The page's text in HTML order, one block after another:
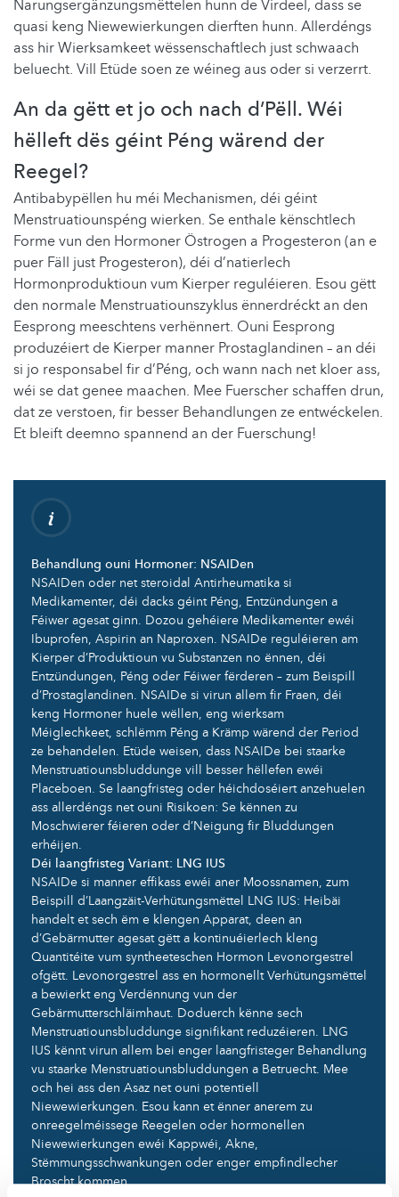
Narungsergänzungsmëttelen hunn de Virdeel, dass se
quasi keng Niewewierkungen dierften hunn. Allerdéngs
ass hir ​​Wierksamkeet wëssenschaftlech just schwaach
beluecht. Vill Etüde soen ze wéineg aus oder si verzerrt.
An da gëtt et jo och nach d’Pëll. Wéi
hëlleft dës géint Péng wärend der
Reegel?
​​​Antibabypëllen hu méi Mechanismen, déi géint
Menstruatiounspéng wierken. Se enthale kënschtlech
Forme vun den Hormoner Östrogen a Progesteron (an e
puer Fäll just Progesteron), déi d’natierlech
Hormonproduktioun vum Kierper reguléieren. Esou gëtt
den normale Menstruatiounszyklus ënnerdréckt an den
Eesprong meeschtens verhënnert. Ouni Eesprong
produzéiert de Kierper manner Prostaglandinen – an déi
si jo responsabel fir d’Péng, och wann nach net kloer ass,
wéi se dat genee maachen. Mee Fuerscher schaffen drun,
dat ze verstoen, fir besser Behandlungen ze entwéckelen.
Et bleift deemno spannend an der Fuerschung!
Behandlung ouni Hormoner: ​​NSAIDen
NSAIDen oder net steroidal Antirheumatika si
Medikamenter, déi dacks géint Péng, Entzündungen a
Féiwer agesat ginn. Dozou gehéiere Medikamenter ewéi
Ibuprofen, Aspirin an Naproxen. NSAIDe reguléieren am
Kierper d’Produktioun vu Substanzen no ënnen, déi
Entzündungen, Péng oder Féiwer fërderen – zum Beispill
d’Prostaglandinen. NSAIDe si virun allem fir Fraen, déi
keng Hormoner huele wëllen, eng wierksam
Méiglechkeet, schlëmm Péng a Krämp wärend der Period
ze behandelen. Etüde weisen, dass NSAIDe bei staarke
Menstruatiounsbluddunge vill besser hëllefen ewéi
Placeboen. Se laangfristeg oder héichdoséiert anzehuelen
ass allerdéngs net ouni Risikoen: Se kënnen zu
Moschwierer féieren oder d’Neigung fir Bluddungen
erhéijen.
Déi laangfristeg Variant: ​​LNG IUS
NSAIDe si manner effikass ewéi aner Moossnamen, zum
Beispill d’Laangzäit-Verhütungsmëttel LNG IUS: Heibäi
handelt et sech ëm e klengen Apparat, deen an
d’Gebärmutter agesat gëtt a kontinuéierlech kleng
Quantitéite vum syntheeteschen Hormon Levonorgestrel
ofgëtt. Levonorgestrel ass en hormonellt Verhütungsmëttel
a bewierkt eng Verdënnung vun der
Gebärmutterschläimhaut. Doduerch kënne sech
Menstruatiounsbluddunge signifikant reduzéieren. LNG
IUS kënnt virun allem bei enger laangfristeger Behandlung
vu staarke Menstruatiounsbluddungen a Betruecht. Mee
och hei ass den Asaz net ouni potentiell
Niewewierkungen. Esou kann et ënner anerem zu
onreegelméissege Reegelen oder hormonellen
Niewewierkungen ewéi Kappwéi, Akne,
Stëmmungsschwankungen oder enger empfindlecher
Broscht kommen.